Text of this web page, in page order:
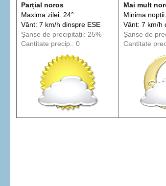
Parțial noros
Maxima zilei: 24°
Vânt: 7 km/h dinspreESE
Șanse de precipitații: 25%
Cantitate precip.: 0
Mai mult
Minima
Vânt: 7 km/h
Șanse de
Cantitate